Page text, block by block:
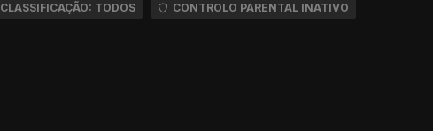
CLASSIFICAÇÃO: TODOS CONTROLO PARENTAL INATIVO